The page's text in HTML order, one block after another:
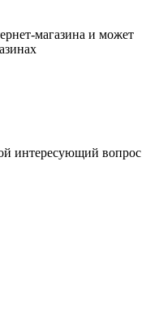
магазина и может
интересующий вопрос